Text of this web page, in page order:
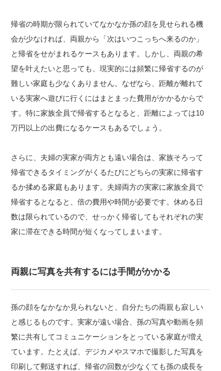
帰省の時期が限られていてなかなか孫の顔を見せられる機
会が少なければ、両親から「次はいつこっちへ来るのか」
と帰省をせがまれるケースもあります。しかし、両親の希
望を叶えたいと思っても、現実的には頻繁に帰省するのが
難しい家庭も少なくありません。なぜなら、距離が離れて
いる実家へ遊びに行くにはまとまった費用がかかるからで
す。特に家族全員で帰省するとなると、距離によっては10
万円以上の出費になるケースもあるでしょう。
さらに、夫婦の実家が両方とも遠い場合は、家族そろって
帰省できるタイミングがくるたびにどちらの実家に帰省す
るか揉める家庭もあります。夫婦両方の実家に家族全員で
帰省するとなると、倍の費用や時間が必要です。休める日
数は限られているので、せっかく帰省してもそれぞれの実
家に滞在できる時間が短くなってしまいます。
両親に写真を共有するには手間がかかる
孫の顔をなかなか見られないと、自分たちの両親も寂しい
と感じるものです。実家が遠い場合、孫の写真や動画を頻
繁に共有してコミュニケーションをとっている家庭が増え
ています。たとえば、デジカメやスマホで撮影した写真を
印刷して郵送すれば、帰省の回数が少なくても孫の成長を